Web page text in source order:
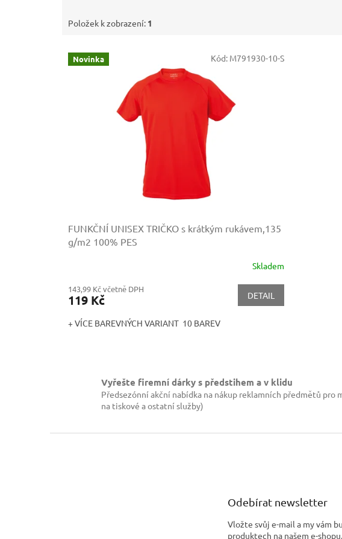
Položek k zobrazení: 1
V Novinka
FUNKČNÍ UNISEX TRIČKO s krátkým rukávem,135
g/m2 100% PES
Skladem
143,99 Kč včetně DPH
119 Kč DETAIL
+ VÍCE BAREVNÝCH VARIANT 10 BAREV
Kód: M791930-10-S
Vyřešte firemní dárky s předstihem a v klidu
Předsezónní akční nabídka na nákup reklamních předmětů pro
na tiskové a ostatní služby)
Odebírat newsletter
Vložte svůj e-mail a my vám
produktech na našem e-shopu.